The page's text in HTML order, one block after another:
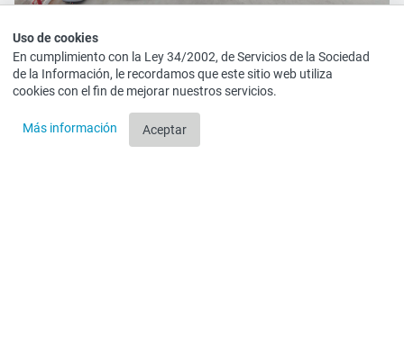
Uso de cookies
En cumplimiento con la Ley 34/2002, de Servicios de la Sociedad
de la Información, le recordamos que este sitio web utiliza
cookies con el fin de mejorar nuestros servicios.
Más información Aceptar